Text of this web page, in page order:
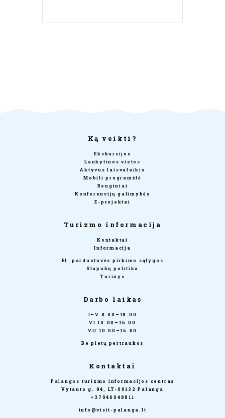
Ką veikti?
Ekskursijos
Lankytinos vietos
Aktyvus laisvalaikis
Mobili programėlė
Renginiai
Konferencijų galimybės
E-projektai
Turizmo informacija
Kontaktai
Informacija
El. parduotuvės pirkimo sąlygos
Slapukų politika
Turinys
Darbo laikas
I–V 8.00–18.00
VI 10.00–16.00
VII 10.00–16.00
Be pietų pertraukos
Kontaktai
Palangos turizmo informacijos centras
Vytauto g. 94, LT-00132 Palanga
+37046048811
info@visit-palanga.lt